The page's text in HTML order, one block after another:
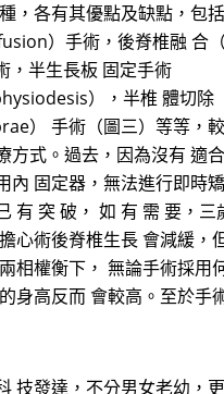
，各有其優點及缺點，包
）手術，後脊椎融 合
，半生長板 固定手術
），半椎 體切
） 手術（圖三）等等，
方式。過去，因為沒有 適
內 固定器，無法進行即時
有 突 破， 如 有 需 要，三
心術後脊椎生長 會減緩，
相權衡下， 無論手術採用
身高反而 會較高。至於手
技發達，不分男女老幼，